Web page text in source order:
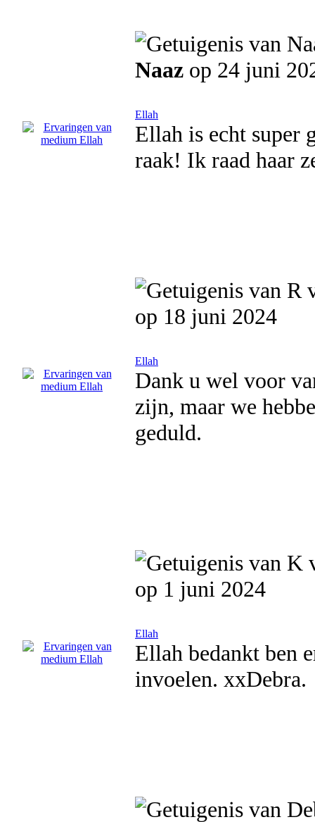
Naaz op 24 juni
Ellah
Ellah is echt super
raak! Ik raad haar
op 18 juni 2024
Ellah
Dank u wel voor
zijn, maar we
geduld.
op 1 juni 2024
Ellah
Ellah bedankt ben
invoelen. xxDebra.